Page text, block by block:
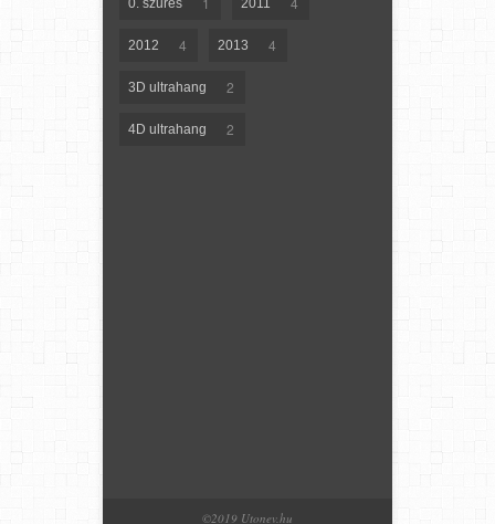
0. szűrés 2011
2012 4 2013 4
3D ultrahang 2
4D ultrahang 2
©2019 Utonev.hu